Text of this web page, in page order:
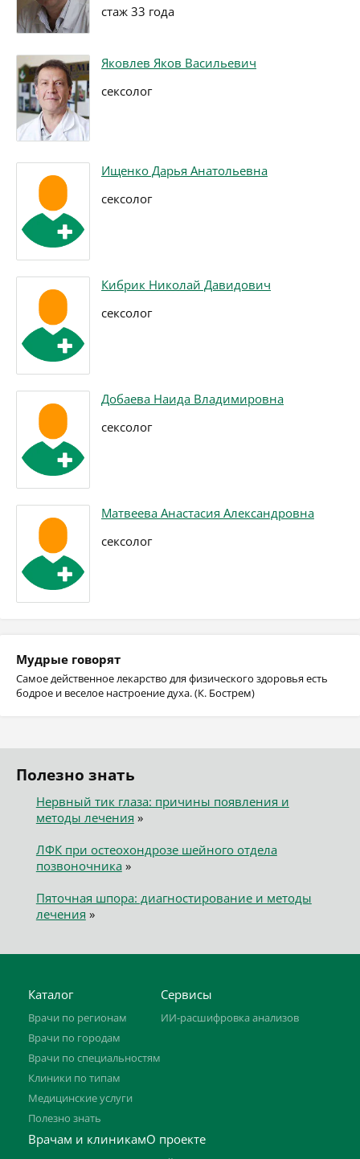
стаж 33 года
Яковлев Яков Васильевич
сексолог
Ищенко Дарья Анатольевна
сексолог
Кибрик Николай Давидович
сексолог
Добаева Наида Владимировна
сексолог
Матвеева Анастасия Александровна
сексолог
Мудрые говорят
Самое действенное лекарство для физического здоровья есть
бодрое и веселое настроение духа. (К. Бострем)
Полезно знать
Нервный тик глаза: причины появления и
методы лечения »
ЛФК при остеохондрозе шейного отдела
позвоночника»
Пяточная шпора: диагностирование и методы
лечения »
Каталог
Врачи по регионам
Врачи по городам
Врачи по специальностям
Клиники по типам
Медицинские услуги
Полезно знать
Сервисы
ИИ-расшифровка анализов
Врачам и клиникамО проекте